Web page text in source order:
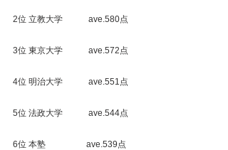
2位 立教大学　　　ave.580点
3位 東京大学　　　ave.572点
4位 明治大学　　　ave.551点
5位 法政大学　　　ave.544点
6位 本塾　　　       ave.539点